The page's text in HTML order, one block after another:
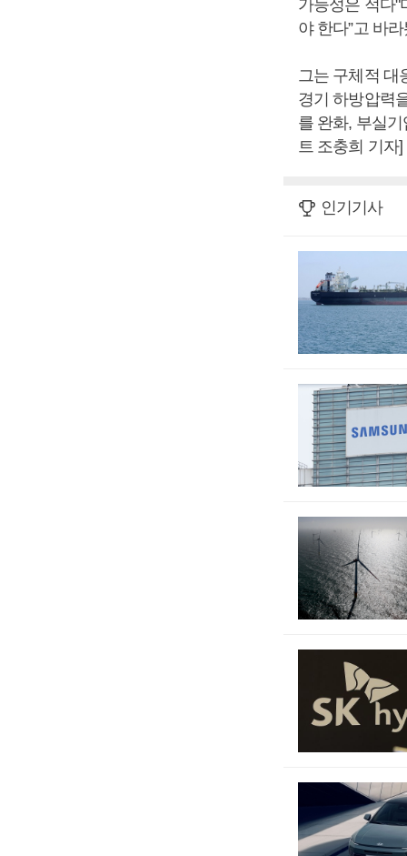
가능성은 적다"
야 한다”고 바
그는 구체적 대
경기 하방압력
를 완화, 부실
트 조충희 기자]
인기기사